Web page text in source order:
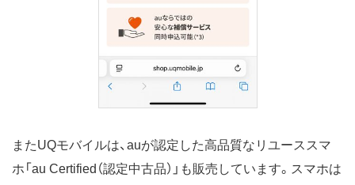
またUQモバイルは、auが認定した高品質なリユーススマ
ホ「au Certified（認定中古品）」も販売しています。スマホは